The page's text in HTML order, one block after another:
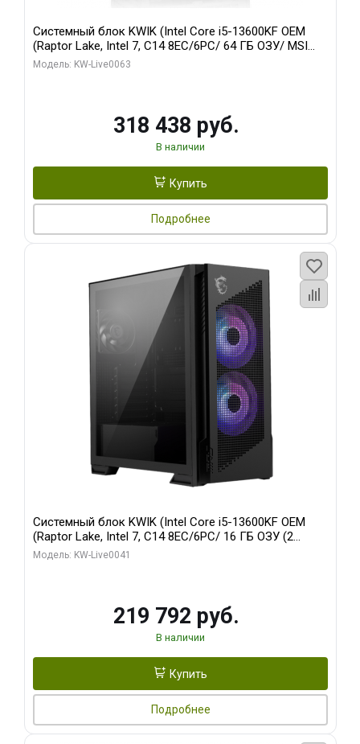
Системный блок KWIK (Intel Core i5-13600KF OEM
(Raptor Lake, Intel 7, C14 8EC/6PC/ 64 ГБ ОЗУ/ MSI
RTX5080 VENTUS 3X OC 16GB GDDR7 256bit 3xDP
Модель: KW-Live0063
318 438 руб.
В наличии
Купить
Подробнее
Системный блок KWIK (Intel Core i5-13600KF OEM
(Raptor Lake, Intel 7, C14 8EC/6PC/ 16 ГБ ОЗУ (2
модуля)/ Palit RTX5080 GAMINGPRO OC 16GB GDDR7
Модель: KW-Live0041
219 792 руб.
В наличии
Купить
Подробнее